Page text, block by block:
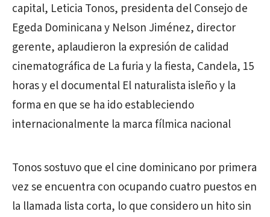
capital, Leticia Tonos, presidenta del Consejo de
Egeda Dominicana y Nelson Jiménez, director
gerente, aplaudieron la expresión de calidad
cinematográfica de La furia y la fiesta, Candela, 15
horas y el documental El naturalista isleño y la
forma en que se ha ido estableciendo
internacionalmente la marca fílmica nacional
Tonos sostuvo que el cine dominicano por primera
vez se encuentra con ocupando cuatro puestos en
la llamada lista corta, lo que considero un hito sin